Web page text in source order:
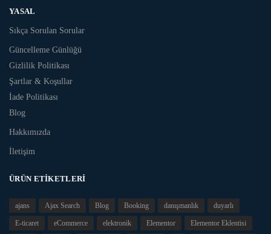
YASAL
Sıkça Sorulan Sorular
Güncelleme Günlüğü
Gizlilik Politikası
Şartlar & Koşullar
İade Politikası
Blog
Hakkımızda
İletişim
ÜRÜN ETIKETLERI
ajans Ajax Search Blog Booking danışmanlık duyarlı
E-ticaret eCommerce elektronik Elementor Elementor Eklentisi